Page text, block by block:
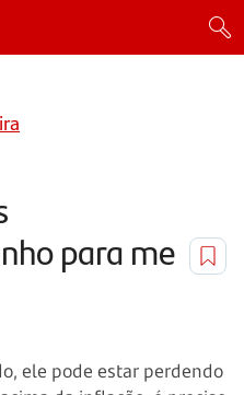
para me
ele pode estar perdendo